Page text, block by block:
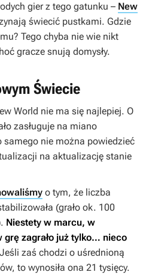
gier z tego gatunku – New
świecić pustkami. Gdzie
Tego chyba nie wie nikt
gracze snują domysły.
Świecie
World nie ma się najlepiej. O
zasługuje na miano
samego nie można powiedzieć
na aktualizację stanie
o tym, że liczba
(grało ok. 100
Niestety w marcu, w
zagrało już tylko… nieco
Jeśli zaś chodzi o uśrednioną
to wynosiła ona 21 tysięcy.